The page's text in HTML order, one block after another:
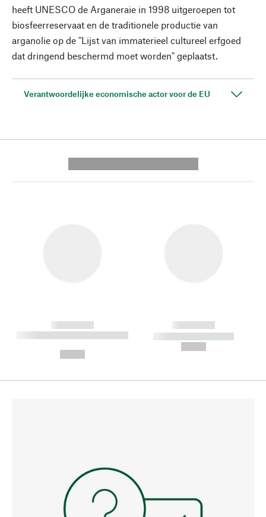
heeft UNESCO de Arganeraie in 1998 uitgeroepen tot
biosfeerreservaat en de traditionele productie van
arganolie op de "Lijst van immaterieel cultureel erfgoed
dat dringend beschermd moet worden" geplaatst.
Verantwoordelijke economische actor voor de EU
------------
----------- ----------- --------
------------
----------- -----------